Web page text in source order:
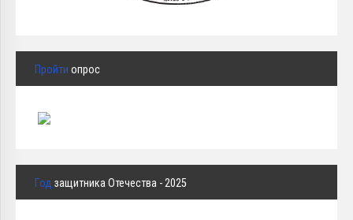
Пройти опрос
Год защитника Отечества - 2025